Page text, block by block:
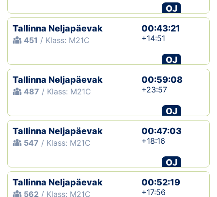
OJ
Tallinna Neljapäevak
451 / Klass: M21C
00:43:21
+14:51
OJ
Tallinna Neljapäevak
487 / Klass: M21C
00:59:08
+23:57
OJ
Tallinna Neljapäevak
547 / Klass: M21C
00:47:03
+18:16
OJ
Tallinna Neljapäevak
562 / Klass: M21C
00:52:19
+17:56